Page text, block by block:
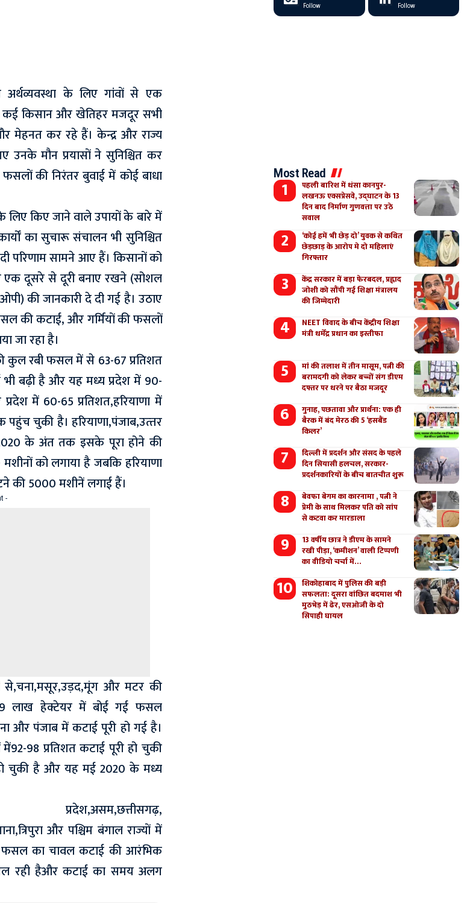
अर्थव्यवस्था के लिए गांवों से एक
कई किसान और खेतिहर मजदूर सभी
मेहनत कर रहे हैं। केन्द्र और राज्य
मौन प्रयासों ने सुनिश्चित कर
की निरंतर बुवाई में कोई बाधा
लिए किए जाने वाले उपायों के बारे में
का सुचारू संचालन भी सुनिश्चित
परिणाम सामने आए हैं। किसानों को
एक दूसरे से दूरी बनाए रखने (सोशल
की जानकारी दे दी गई है। उठाए
की कटाई, और गर्मियों की फसलों
जा रहा है।
कुल रबी फसल में से 63-67 प्रतिशत
भी बढ़ी है और यह मध्य प्रदेश में 90-
में 60-65 प्रतिशत,हरियाणा में
पहुंच चुकी है। हरियाणा,पंजाब,उत्‍तर
के अंत तक इसके पूरा होने की
को लगाया है जबकि हरियाणा
की 5000 मशीनें लगाई हैं।
-
से,चना,मसूर,उड़द,मूंग और मटर की
लाख हेक्टेयर में बोई गई फसल
और पंजाब में कटाई पूरी हो गई है।
में92-98 प्रतिशत कटाई पूरी हो चुकी
हो चुकी है और यह मई 2020 के मध्य
और पश्चिम बंगाल राज्यों में
फसल का चावल कटाई की आरंभिक
रही हैऔर कटाई का समय अलग
Follow Follow
Most Read
पहली बारिश में धंसा कानपुर-
लखनऊ एक्सप्रेसवे, उद्घाटन के 13
दिन बाद निर्माण गुणवत्ता पर उठे
सवाल
‘कोई हमें भी छेड़ दो’ युवक से कथित
छेड़छाड़ के आरोप मे दो महिलाएं
गिरफ्तार
केंद्र सरकार में बड़ा फेरबदल, प्रह्लाद
जोशी को सौंपी गई शिक्षा मंत्रालय
की जिम्मेदारी
NEET विवाद के बीच केंद्रीय शिक्षा
मंत्री धर्मेंद्र प्रधान का इस्तीफा
मां की तलाश में तीन मासूम, पत्नी की
बरामदगी को लेकर बच्चों संग डीएम
दफ्तर पर धरने पर बैठा मजदूर
गुनाह, पछतावा और प्रार्थना: एक ही
बैरक में बंद मेरठ की 5 ‘हसबैंड
किलर’
दिल्ली में प्रदर्शन और संसद के पहले
दिन सियासी हलचल, सरकार-
प्रदर्शनकारियों के बीच बातचीत शुरू
बेवफा बेगम का कारनामा , पत्नी ने
प्रेमी के साथ मिलकर पति को सांप
से कटवा कर मारडाला
13 वर्षीय छात्र ने डीएम के सामने
रखी पीड़ा, ‘कमीशन’ वाली टिप्पणी
का वीडियो चर्चा में…
शिकोहाबाद में पुलिस की बड़ी
सफलता: दूसरा वांछित बदमाश भी
मुठभेड़ में ढेर, एसओजी के दो
सिपाही घायल